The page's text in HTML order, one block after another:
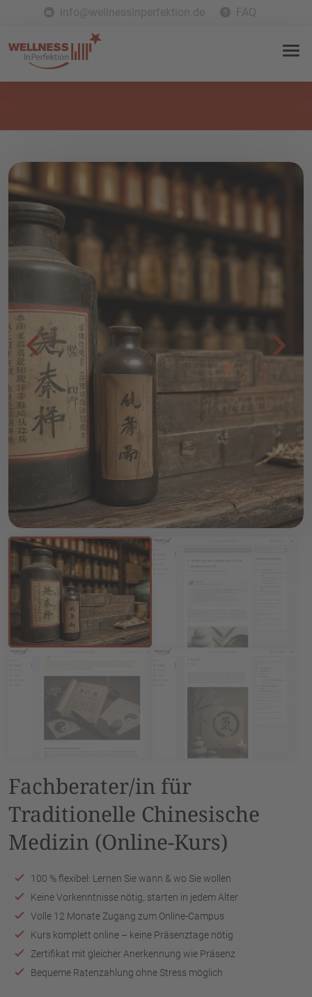
info@wellnessinperfektion.de FAQ
Fachberater/in für
Traditionelle Chinesische
Medizin (Online-Kurs)
100 % flexibel: Lernen Sie wann & wo Sie wollen
Keine Vorkenntnisse nötig, starten in jedem Alter
Volle 12 Monate Zugang zum Online-Campus
Kurs komplett online – keine Präsenztage nötig
Zertifikat mit gleicher Anerkennung wie Präsenz
Bequeme Ratenzahlung ohne Stress möglich